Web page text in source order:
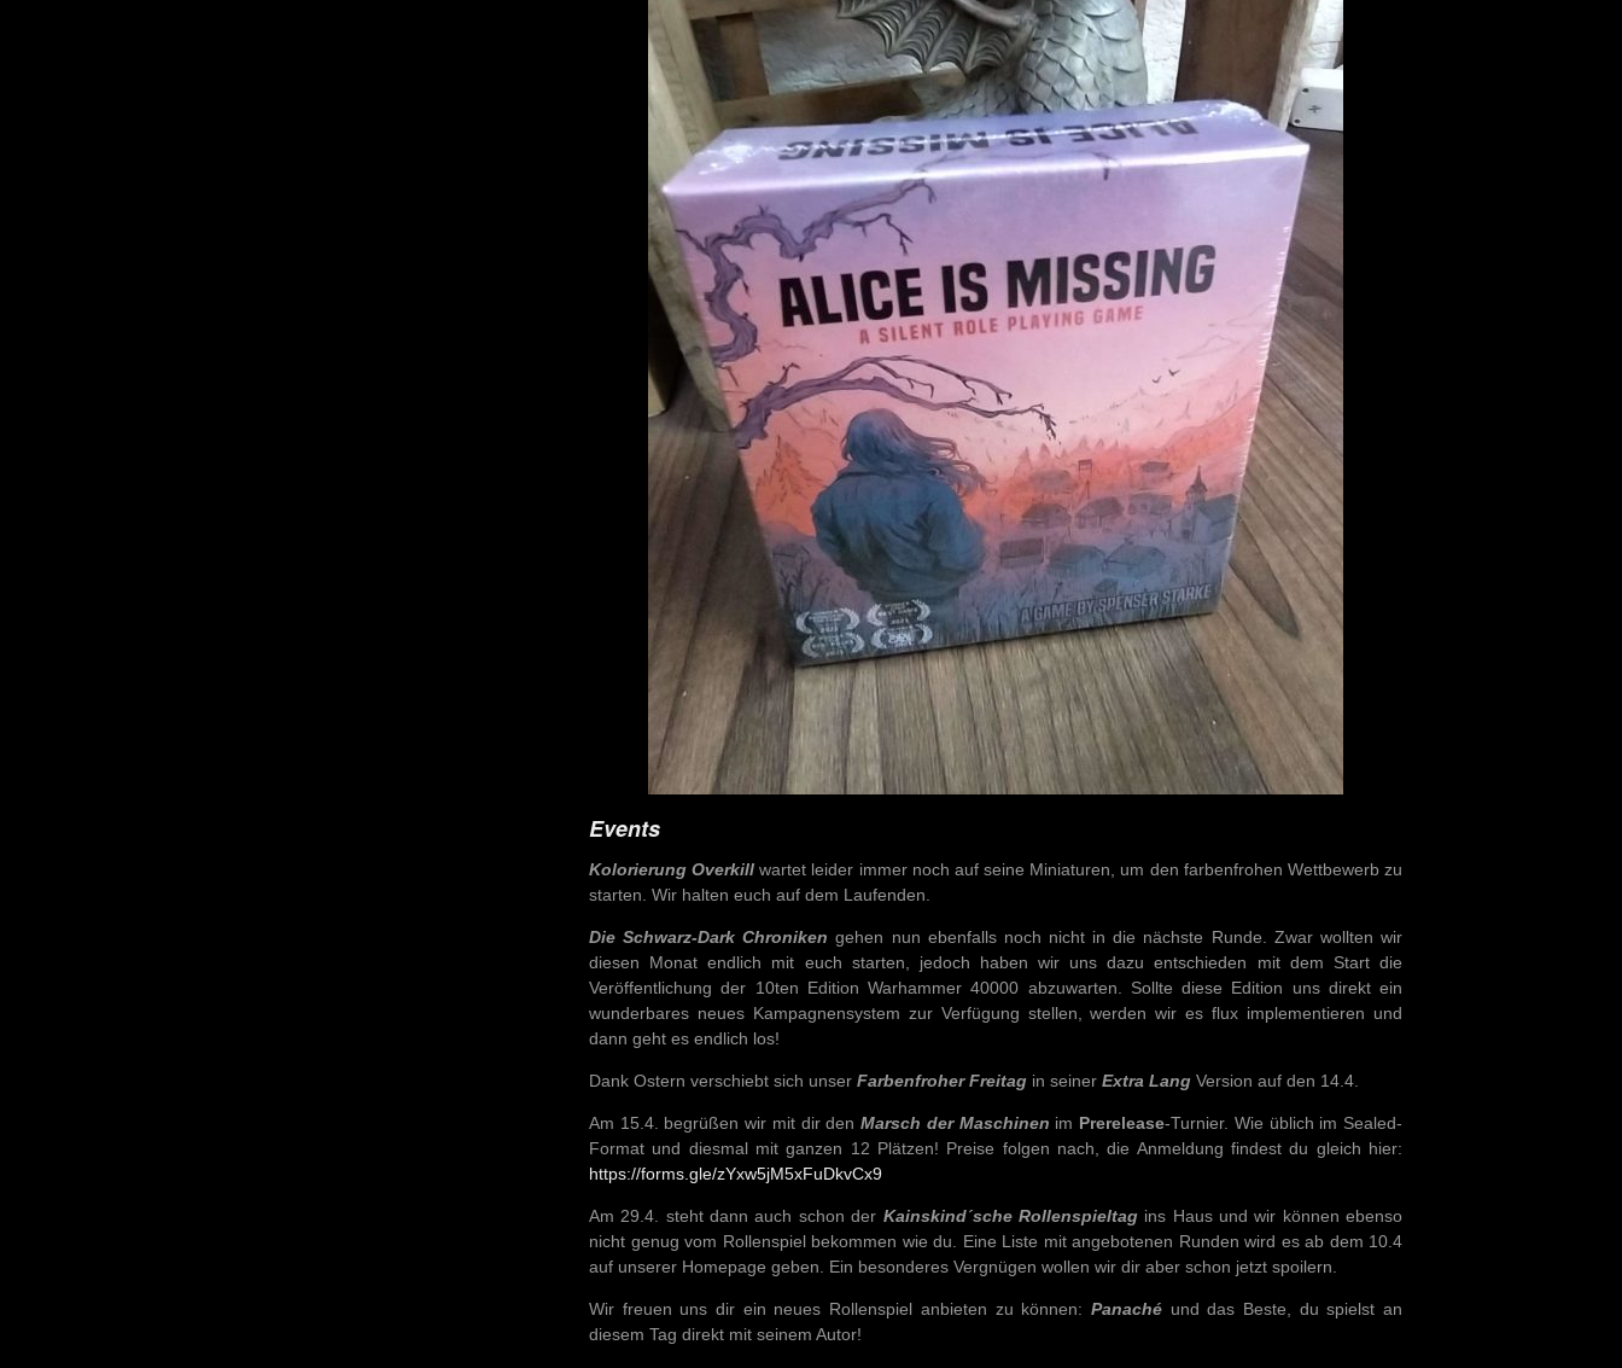
Events
Kolorierung Overkill wartet leider immer noch auf seine Miniaturen, um den farbenfrohen Wettbewerb zu
starten. Wir halten euch auf dem Laufenden.
Die Schwarz-Dark Chroniken gehen nun ebenfalls noch nicht in die nächste Runde. Zwar wollten wir
diesen Monat endlich mit euch starten, jedoch haben wir uns dazu entschieden mit dem Start die
Veröffentlichung der 10ten Edition Warhammer 40000 abzuwarten. Sollte diese Edition uns direkt ein
wunderbares neues Kampagnensystem zur Verfügung stellen, werden wir es flux implementieren und
dann geht es endlich los!
Dank Ostern verschiebt sich unser Farbenfroher Freitag in seiner Extra Lang Version auf den 14.4.
Am 15.4. begrüßen wir mit dir denMarsch der Maschinen im Prerelease-Turnier. Wie üblich im Sealed-
Format und diesmal mit ganzen 12 Plätzen! Preise folgen nach, die Anmeldung findest du gleich hier:
https://forms.gle/zYxw5jM5xFuDkvCx9
Am 29.4. steht dann auch schon der Kainskind´sche Rollenspieltagins Haus und wir können ebenso
nicht genug vom Rollenspiel bekommen wie du. Eine Liste mit angebotenen Runden wird es ab dem 10.4
auf unserer Homepage geben. Ein besonderes Vergnügen wollen wir dir aber schon jetzt spoilern.
Wir freuen uns dir ein neues Rollenspiel anbieten zu können: Panachéund das Beste, du spielst an
diesem Tag direkt mit seinem Autor!